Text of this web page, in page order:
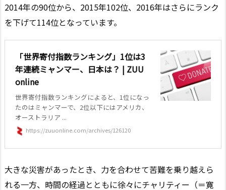
2014年の90位から、2015年102位、2016年はさらにランク
を下げて114位となっています。
「世界寄付指数ランキング」1位は3
年連続ミャンマー、日本は？ | ZUU
online
世界寄付指数ランキングによると、1位になっ
たのはミャンマーで、2位以下にはアメリカ、
オーストラリア ...
https://zuuonline.com/archives/126120
大きな災害があったとき、力を合わせて苦難を乗り越えら
れる一方、時間の経過とともに徐々にチャリティー（＝寛